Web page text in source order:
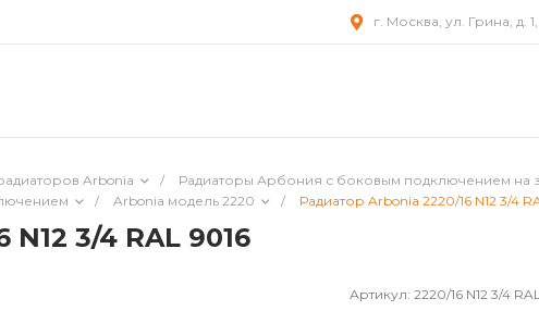
г. Москва, ул. Грина, д.
Arbonia / Радиаторы Арбония с боковым подключением на
/ Arbonia модель 2220 / Радиатор Arbonia 2220/16 N12 3/4
3/4 RAL 9016
Артикул: 2220/16 N12 3/4